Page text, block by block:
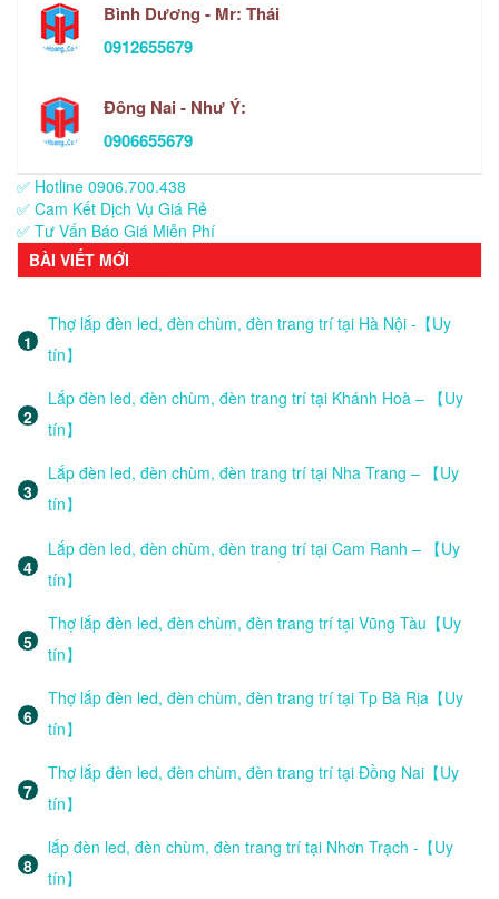
Bình Dương - Mr: Thái
0912655679
Đông Nai - Như Ý:
0906655679
✅ Hotline 0906.700.438
✅ Cam Kết Dịch Vụ Giá Rẻ
✅ Tư Vấn Báo Giá Miễn Phí
BÀI VIẾT MỚI
Thợ lắp đèn led, đèn chùm, đèn trang trí tại Hà Nội -【Uy
tín】
Lắp đèn led, đèn chùm, đèn trang trí tại Khánh Hoà – 【Uy
tín】
Lắp đèn led, đèn chùm, đèn trang trí tại Nha Trang – 【Uy
tín】
Lắp đèn led, đèn chùm, đèn trang trí tại Cam Ranh – 【Uy
tín】
Thợ lắp đèn led, đèn chùm, đèn trang trí tại Vũng Tàu【Uy
tín】
Thợ lắp đèn led, đèn chùm, đèn trang trí tại Tp Bà Rịa【Uy
tín】
Thợ lắp đèn led, đèn chùm, đèn trang trí tại Đồng Nai【Uy
tín】
lắp đèn led, đèn chùm, đèn trang trí tại Nhơn Trạch -【Uy
tín】